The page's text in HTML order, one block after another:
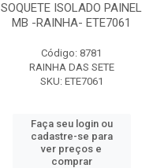
SOQUETE ISOLADO PAINEL
MB -RAINHA- ETE7061
Código: 8781
RAINHA DAS SETE
SKU: ETE7061
Faça seu login ou
cadastre-se para
ver preços e
comprar